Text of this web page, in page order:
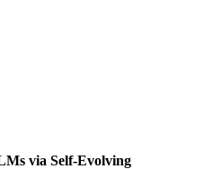
via Self-Evolving